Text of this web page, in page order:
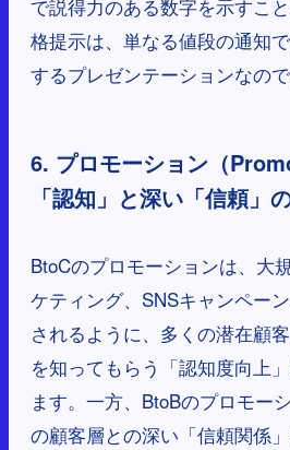
で説得力のある数字を示すこ
格提示は、単なる値段の通知
するプレゼンテーションなので
6. プロモーション（
「認知」と深い「信頼」
BtoCのプロモーションは、大
ケティング、SNSキャンペー
されるように、多くの潜在顧
を知ってもらう「認知度向上
ます。一方、BtoBのプロモー
の顧客層との深い「信頼関係